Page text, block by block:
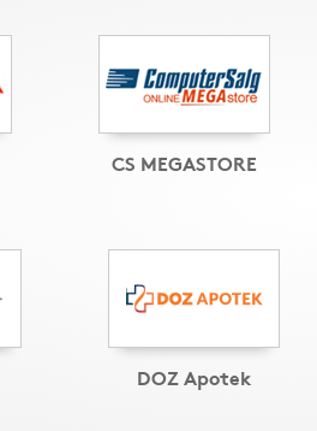
CS MEGASTORE
DOZ Apotek